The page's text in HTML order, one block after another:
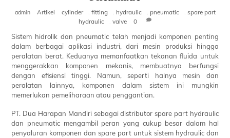
admin Artikel cylinder fitting hydraulic pneumatic
spare part
hydraulic
,valve 0
Sistem hidrolik dan pneumatic telah menjadi komponen penting
dalam berbagai aplikasi industri, dari mesin produksi hingga
peralatan berat. Keduanya memanfaatkan tekanan fluida untuk
menggerakkan komponen mekanis, membuatnya berfungsi
dengan efisiensi tinggi. Namun, seperti halnya mesin dan
peralatan lainnya, komponen dalam sistem ini mungkin
memerlukan pemeliharaan atau penggantian.
PT. Dua Harapan Mandiri sebagai distributor spare part hydraulic
dan pneumatic mengambil peran yang cukup besar dalam hal
penyaluran komponen dan spare part untuk sistem hydraulic dan